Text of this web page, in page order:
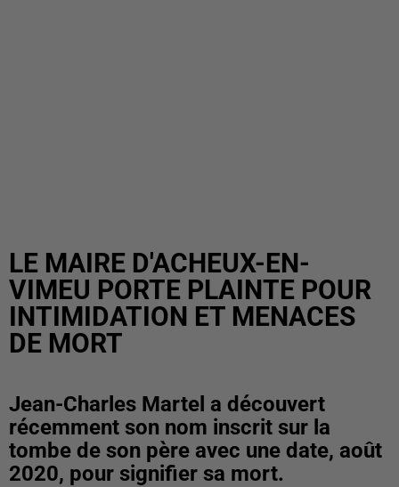
LE MAIRE D'ACHEUX-EN-
VIMEU PORTE PLAINTE POUR
INTIMIDATION ET MENACES
DE MORT
Jean-Charles Martel a découvert
récemment son nom inscrit sur la
tombe de son père avec une date, août
2020, pour signifier sa mort.